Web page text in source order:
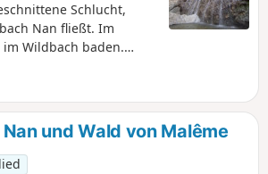
Schlucht,
Nan fließt. Im
Wildbach baden.
kann in zwei
Im Sommer sind nur
da der
ausgetrocknet sein kann.
wenn das Wasser
und Wald von Malême